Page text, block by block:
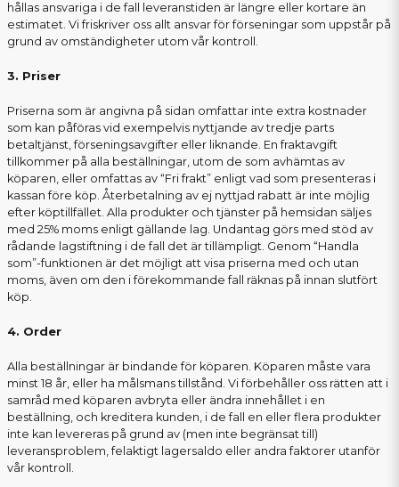
hållas ansvariga i de fall leveranstiden är längre eller kortare än
estimatet. Vi friskriver oss allt ansvar för förseningar som uppstår på
grund av omständigheter utom vår kontroll.
3. Priser
Priserna som är angivna på sidan omfattar inte extra kostnader
som kan påföras vid exempelvis nyttjande av tredje parts
betaltjänst, förseningsavgifter eller liknande. En fraktavgift
tillkommer på alla beställningar, utom de som avhämtas av
köparen, eller omfattas av “Fri frakt” enligt vad som presenteras i
kassan före köp. Återbetalning av ej nyttjad rabatt är inte möjlig
efter köptillfället. Alla produkter och tjänster på hemsidan säljes
med 25% moms enligt gällande lag. Undantag görs med stöd av
rådande lagstiftning i de fall det är tillämpligt. Genom “Handla
som”-funktionen är det möjligt att visa priserna med och utan
moms, även om den i förekommande fall räknas på innan slutfört
köp.
4. Order
Alla beställningar är bindande för köparen. Köparen måste vara
minst 18 år, eller ha målsmans tillstånd. Vi förbehåller oss rätten att i
samråd med köparen avbryta eller ändra innehållet i en
beställning, och kreditera kunden, i de fall en eller flera produkter
inte kan levereras på grund av (men inte begränsat till)
leveransproblem, felaktigt lagersaldo eller andra faktorer utanför
vår kontroll.